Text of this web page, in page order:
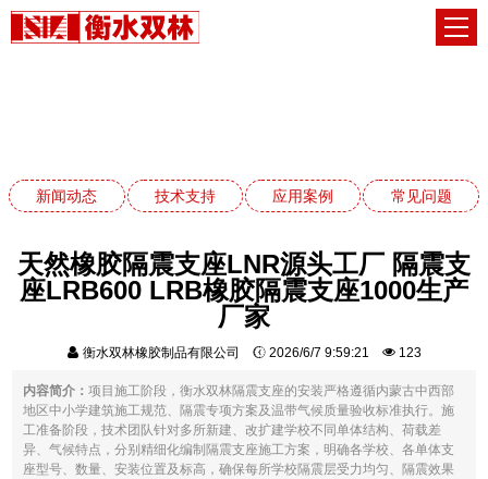
新闻动态 技术支持 应用案例 常见问题
天然橡胶隔震支座LNR源头工厂 隔震支
座LRB600 LRB橡胶隔震支座1000生产
厂家
衡水双林橡胶制品有限公司 2026/6/7 9:59:21 123
内容简介：项目施工阶段，衡水双林隔震支座的安装严格遵循内蒙古中西部
地区中小学建筑施工规范、隔震专项方案及温带气候质量验收标准执行。施
工准备阶段，技术团队针对多所新建、改扩建学校不同单体结构、荷载差
异、气候特点，分别精细化编制隔震支座施工方案，明确各学校、各单体支
座型号、数量、安装位置及标高，确保每所学校隔震层受力均匀、隔震效果